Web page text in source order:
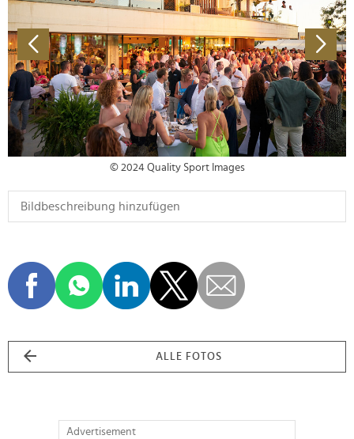
© 2024 Quality Sport Images
ALLE FOTOS
Advertisement